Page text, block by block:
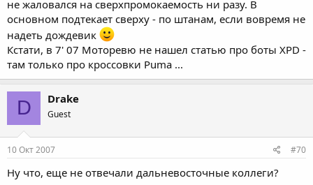
не жаловался на сверхпромокаемость ни разу. В
основном подтекает сверху - по штанам, если вовремя не
надеть дождевик
Кстати, в 7' 07 Моторевю не нашел статью про боты XPD -
там только про кроссовки Puma ...
D Drake
Guest
10 Окт 2007 #70
Ну что, еще не отвечали дальневосточные коллеги?